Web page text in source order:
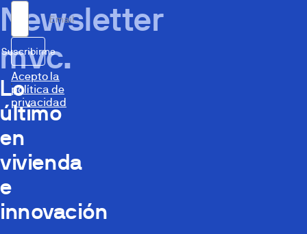
Newsletter
mvc.
Lo
último
en
vivienda
e
innovación
Email
Suscribirme
Acepto la
política de
privacidad